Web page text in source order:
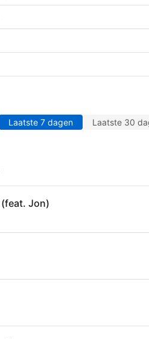
Laatste 7 dagen Laatste 30
Jon)